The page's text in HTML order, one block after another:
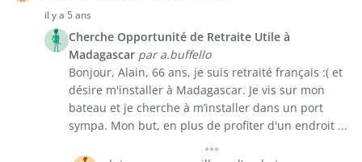
il y a 5 ans
Cherche Opportunité de Retraite Utile à
Madagascar par a.buffello
Bonjour, Alain, 66 ans, je suis retraité français :( et
désire m'installer à Madagascar. Je vis sur mon
bateau et je cherche à m’installer dans un port
sympa. Mon but, en plus de profiter d'un endroit ...